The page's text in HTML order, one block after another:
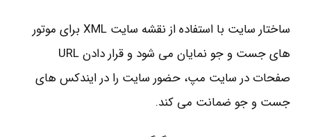
ساختار سایت با استفاده از نقشه سایت XML برای موتور
های جست و جو نمایان می شود و قرار دادن URL
صفحات در سایت مپ، حضور سایت را در ایندکس های
جست و جو ضمانت می کند.